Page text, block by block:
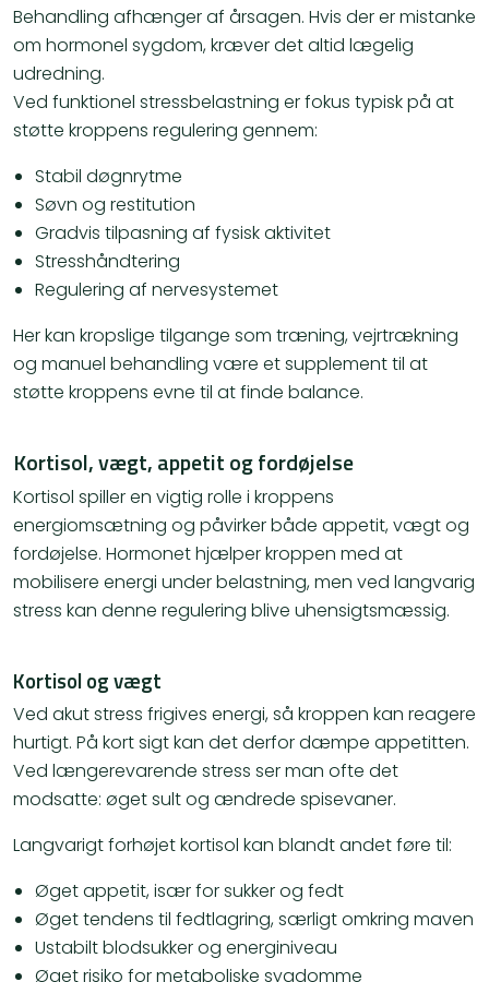
Behandling afhænger af årsagen. Hvis der er mistanke
om hormonel sygdom, kræver det altid lægelig
udredning.
Ved funktionel stressbelastning er fokus typisk på at
støtte kroppens regulering gennem:
Stabil døgnrytme
Søvn og restitution
Gradvis tilpasning af fysisk aktivitet
Stresshåndtering
Regulering af nervesystemet
Her kan kropslige tilgange som træning, vejrtrækning
og manuel behandling være et supplement til at
støtte kroppens evne til at finde balance.
Kortisol, vægt, appetit og fordøjelse
Kortisol spiller en vigtig rolle i kroppens
energiomsætning og påvirker både appetit, vægt og
fordøjelse. Hormonet hjælper kroppen med at
mobilisere energi under belastning, men ved langvarig
stress kan denne regulering blive uhensigtsmæssig.
Kortisol og vægt
Ved akut stress frigives energi, så kroppen kan reagere
hurtigt. På kort sigt kan det derfor dæmpe appetitten.
Ved længerevarende stress ser man ofte det
modsatte: øget sult og ændrede spisevaner.
Langvarigt forhøjet kortisol kan blandt andet føre til:
Øget appetit, især for sukker og fedt
Øget tendens til fedtlagring, særligt omkring maven
Ustabilt blodsukker og energiniveau
Øget risiko for metaboliske sygdomme